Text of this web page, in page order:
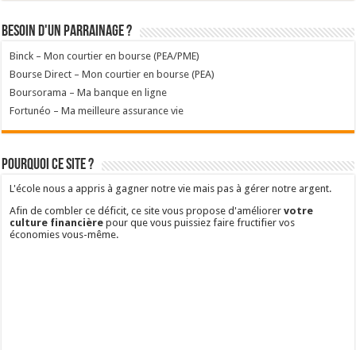
Besoin d'un parrainage ?
Binck – Mon courtier en bourse (PEA/PME)
Bourse Direct – Mon courtier en bourse (PEA)
Boursorama – Ma banque en ligne
Fortunéo – Ma meilleure assurance vie
Pourquoi ce site ?
L'école nous a appris à gagner notre vie mais pas à gérer notre argent.
Afin de combler ce déficit, ce site vous propose d'améliorervotre
culture financière pour que vous puissiez faire fructifier vos
économies vous-même.